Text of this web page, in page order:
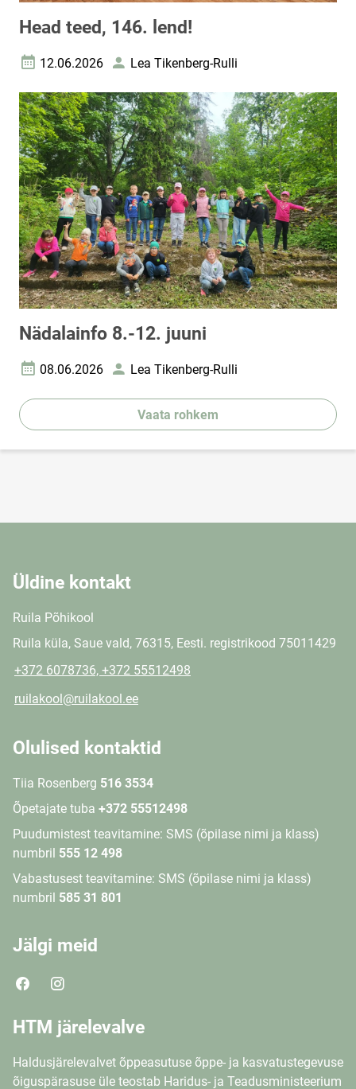
Head teed, 146. lend!
Loomise kuupäev
12.06.2026 AutorLea Tikenberg-Rulli
Nädalainfo 8.-12. juuni
Loomise kuupäev
08.06.2026 AutorLea Tikenberg-Rulli
Vaata rohkem
Üldine kontakt
Ruila Põhikool
Ruila küla, Saue vald, 76315, Eesti. registrikood 75011429
+372 6078736, +372 55512498
ruilakool@ruilakool.ee
Olulised kontaktid
Tiia Rosenberg 516 3534
Õpetajate tuba +372 55512498
Puudumistest teavitamine: SMS (õpilase nimi ja klass)
numbril 555 12 498
Vabastusest teavitamine: SMS (õpilase nimi ja klass)
numbril 585 31 801
Jälgi meid
HTM järelevalve
Haldusjärelevalvet õppeasutuse õppe- ja kasvatustegevuse
õiguspärasuse üle teostab Haridus- ja Teadusministeerium